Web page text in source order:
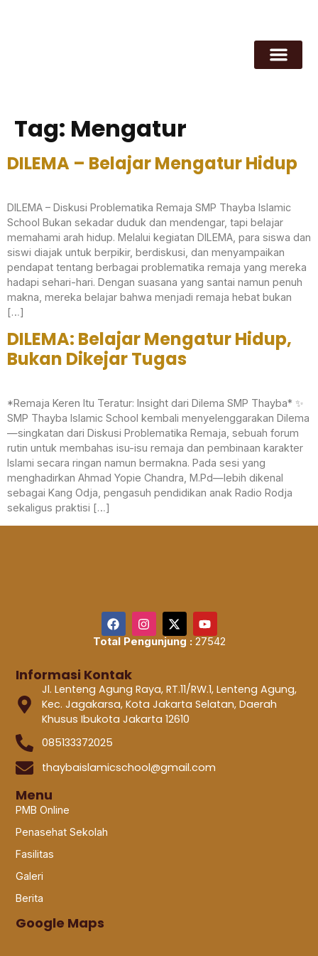
Tag: Mengatur
DILEMA – Belajar Mengatur Hidup
DILEMA – Diskusi Problematika Remaja SMP Thayba Islamic
School Bukan sekadar duduk dan mendengar, tapi belajar
memahami arah hidup. Melalui kegiatan DILEMA, para siswa dan
siswi diajak untuk berpikir, berdiskusi, dan menyampaikan
pendapat tentang berbagai problematika remaja yang mereka
hadapi sehari-hari. Dengan suasana yang santai namun penuh
makna, mereka belajar bahwa menjadi remaja hebat bukan
[…]
DILEMA: Belajar Mengatur Hidup,
Bukan Dikejar Tugas
*Remaja Keren Itu Teratur: Insight dari Dilema SMP Thayba* ✨
SMP Thayba Islamic School kembali menyelenggarakan Dilema
—singkatan dari Diskusi Problematika Remaja, sebuah forum
rutin untuk membahas isu-isu remaja dan pembinaan karakter
Islami secara ringan namun bermakna. Pada sesi yang
menghadirkan Ahmad Yopie Chandra, M.Pd—lebih dikenal
sebagai Kang Odja, pengasuh pendidikan anak Radio Rodja
sekaligus praktisi […]
Total Pengunjung :27542
Informasi Kontak
Jl. Lenteng Agung Raya, RT.11/RW.1, Lenteng Agung,
Kec. Jagakarsa, Kota Jakarta Selatan, Daerah
Khusus Ibukota Jakarta 12610
085133372025
thaybaislamicschool@gmail.com
Menu
PMB Online
Penasehat Sekolah
Fasilitas
Galeri
Berita
Google Maps